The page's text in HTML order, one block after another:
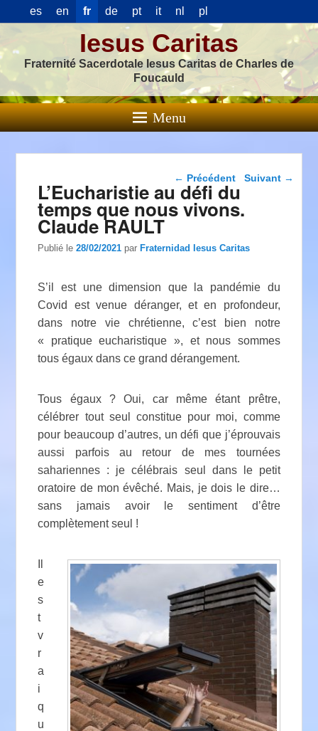
es en fr de pt it nl pl
Iesus Caritas
Fraternité Sacerdotale Iesus Caritas de Charles de
Foucauld
Menu
Navigation dans les
← Précédent Suivant →
L’Eucharistie au défi du
temps que nous vivons.
Claude RAULT
Publié le28/02/2021 parFraternidad Iesus Caritas
S’il est une dimension que la pandémie du
Covid est venue déranger, et en profondeur,
dans notre vie chrétienne, c’est bien notre
« pratique eucharistique », et nous sommes
tous égaux dans ce grand dérangement.
Tous égaux ? Oui, car même étant prêtre,
célébrer tout seul constitue pour moi, comme
pour beaucoup d’autres, un défi que j’éprouvais
aussi parfois au retour de mes tournées
sahariennes : je célébrais seul dans le petit
oratoire de mon évêché. Mais, je dois le dire…
sans jamais avoir le sentiment d’être
complètement seul !
e
s
t
v
r
a
i
q
u